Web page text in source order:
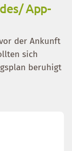
App-
der Ankunft
sich
beruhigt